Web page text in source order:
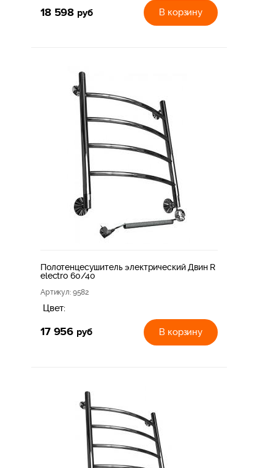
18 598 руб В корзину
Полотенцесушитель электрический Двин R
electro 60/40
Артикул: 9582
Цвет:
17 956 руб В корзину